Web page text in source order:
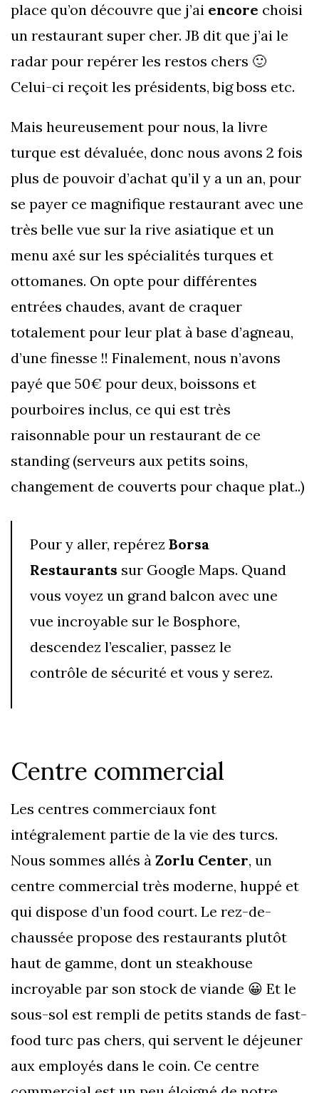
place qu’on découvre que j’ai encore choisi
un restaurant super cher. JB dit que j’ai le
radar pour repérer les restos chers 🙂
Celui-ci reçoit les présidents, big boss etc.
Mais heureusement pour nous, la livre
turque est dévaluée, donc nous avons 2 fois
plus de pouvoir d’achat qu’il y a un an, pour
se payer ce magnifique restaurant avec une
très belle vue sur la rive asiatique et un
menu axé sur les spécialités turques et
ottomanes. On opte pour différentes
entrées chaudes, avant de craquer
totalement pour leur plat à base d’agneau,
d’une finesse !! Finalement, nous n’avons
payé que 50€ pour deux, boissons et
pourboires inclus, ce qui est très
raisonnable pour un restaurant de ce
standing (serveurs aux petits soins,
changement de couverts pour chaque plat..)
Pour y aller, repérez Borsa
Restaurants sur Google Maps. Quand
vous voyez un grand balcon avec une
vue incroyable sur le Bosphore,
descendez l’escalier, passez le
contrôle de sécurité et vous y serez.
Centre commercial
Les centres commerciaux font
intégralement partie de la vie des turcs.
Nous sommes allés à Zorlu Center, un
centre commercial très moderne, huppé et
qui dispose d’un food court. Le rez-de-
chaussée propose des restaurants plutôt
haut de gamme, dont un steakhouse
incroyable par son stock de viande 😀 Et le
sous-sol est rempli de petits stands de fast-
food turc pas chers, qui servent le déjeuner
aux employés dans le coin. Ce centre